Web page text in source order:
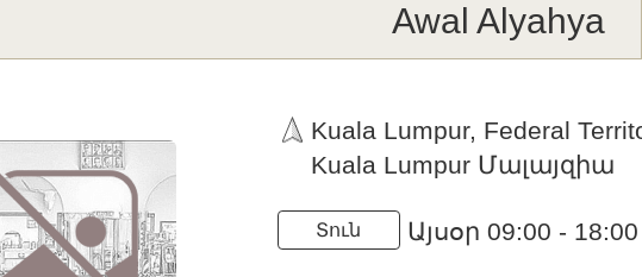
Awal Alyahya
Kuala Lumpur, Federal
Kuala Lumpur Մալայզիա
Տուն Այսօր 09:00 - 18:00